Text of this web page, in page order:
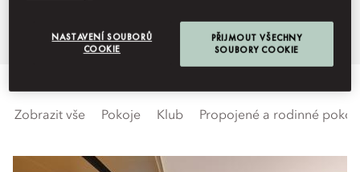
Zobrazit vše Pokoje Klub Propojené a rodinné
NASTAVENÍ SOUBORŮ
COOKIE
PŘIJMOUT VŠECHNY
SOUBORY COOKIE